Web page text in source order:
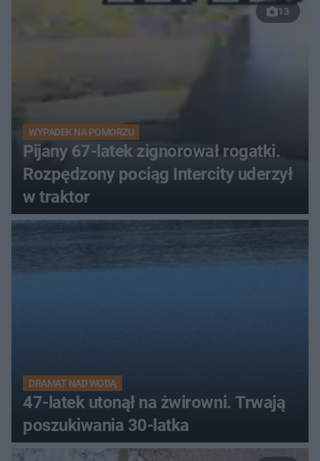
13
WYPADEK NA POMORZU
Pijany 67-latek zignorował rogatki.
Rozpędzony pociąg Intercity uderzył
w traktor
DRAMAT NAD WODĄ
47-latek utonął na żwirowni. Trwają
poszukiwania 30-latka